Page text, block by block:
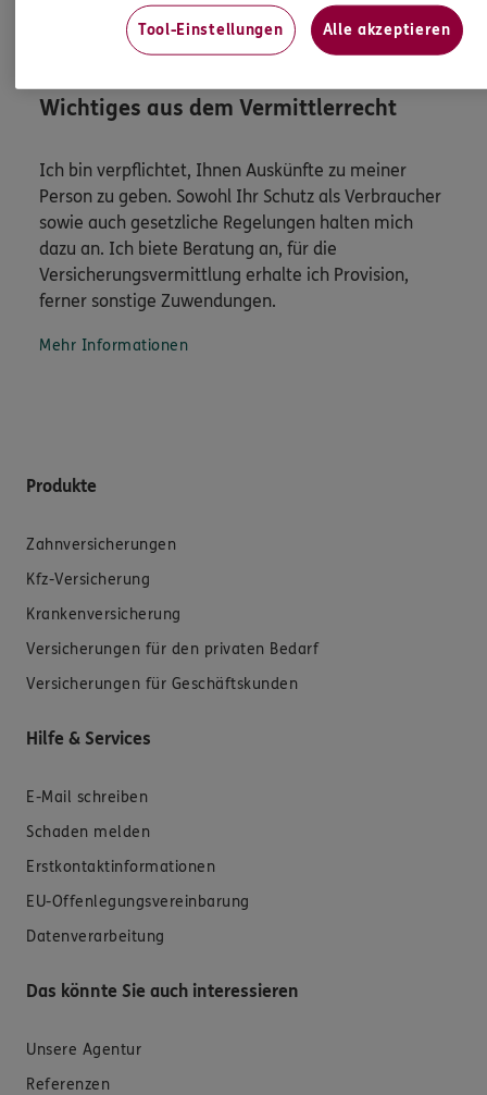
Wichtiges aus dem Vermittlerrecht
Ich bin verpflichtet, Ihnen Auskünfte zu meiner
Person zu geben. Sowohl Ihr Schutz als Verbraucher
sowie auch gesetzliche Regelungen halten mich
dazu an. Ich biete Beratung an, für die
Versicherungsvermittlung erhalte ich Provision,
ferner sonstige Zuwendungen.
Mehr Informationen
Produkte
Zahnversicherungen
Kfz-Versicherung
Krankenversicherung
Versicherungen für den privaten Bedarf
Versicherungen für Geschäftskunden
Hilfe & Services
E-Mail schreiben
Schaden melden
Erstkontaktinformationen
EU-Offenlegungsvereinbarung
Datenverarbeitung
Das könnte Sie auch interessieren
Unsere Agentur
Referenzen
Tool-Einstellungen Alle akzeptieren